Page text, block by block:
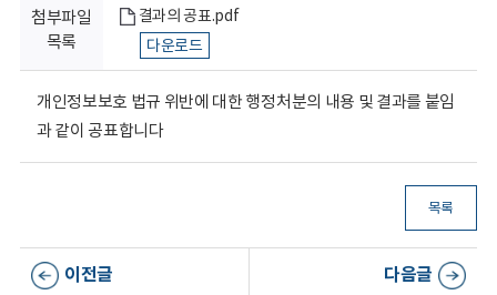
첨부파일
목록
결과의 공표.pdf
다운로드
개인정보보호 법규 위반에 대한 행정처분의 내용 및 결과를 붙임
과 같이 공표합니다
목록
이전글 다음글